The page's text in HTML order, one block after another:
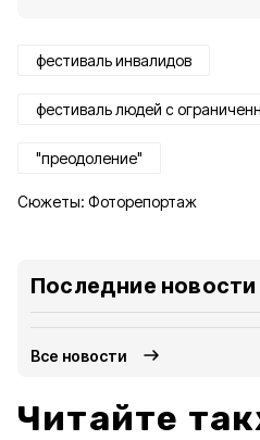
фестиваль инвалидов
фестиваль людей с
"преодоление"
Сюжеты: Фоторепортаж
Последние новости
Все новости
Читайте